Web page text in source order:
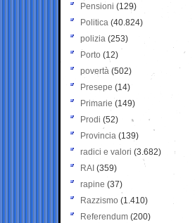
Pensioni (129)
Politica (40.824)
polizia (253)
Porto (12)
povertà (502)
Presepe (14)
Primarie (149)
Prodi (52)
Provincia (139)
radici e valori (3.682)
RAI (359)
rapine (37)
Razzismo (1.410)
Referendum (200)